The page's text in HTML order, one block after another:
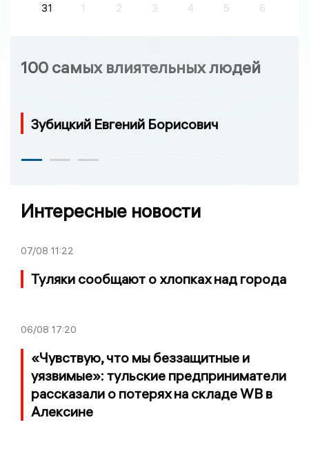
31
1 2 3 4 5 6
100 самых влиятельных людей
Зубицкий Евгений Борисович
Интересные новости
07/08 11:22
Туляки сообщают о хлопках над города
06/08 17:20
«Чувствую, что мы беззащитные и
уязвимые»: тульские предприниматели
рассказали о потерях на складе WB в
Алексине